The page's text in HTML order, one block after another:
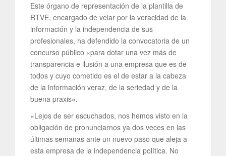
Este órgano de representación de la plantilla de
RTVE, encargado de velar por la veracidad de la
información y la independencia de sus
profesionales, ha defendido la convocatoria de un
concurso público «para dotar una vez más de
transparencia e ilusión a una empresa que es de
todos y cuyo cometido es el de estar a la cabeza
de la información veraz, de la seriedad y de la
buena praxis».
«Lejos de ser escuchados, nos hemos visto en la
obligación de pronunciarnos ya dos veces en las
últimas semanas ante un nuevo paso que aleja a
esta empresa de la independencia política. No